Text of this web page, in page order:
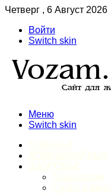
Четверг , 6 Август 2026
Войти
Switch skin
Меню
Switch skin